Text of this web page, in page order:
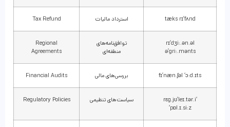
tæks rɪ’fʌnd استرداد مالیات Tax Refund
rɪ’dʒi:.ən.əl
ə’gri:.mənts
توافق‌نامه‌های
منطقه‌ای
Regional
Agreements
fɪ’næn.ʃəl ‘ɔ:d.ɪts بررسی‌های مالی Financial Audits
‘rɛg.jʊ’leɪ.tər.i
‘pɒl.ɪ.si:z
سیاست‌های تنظیمی Regulatory Policies